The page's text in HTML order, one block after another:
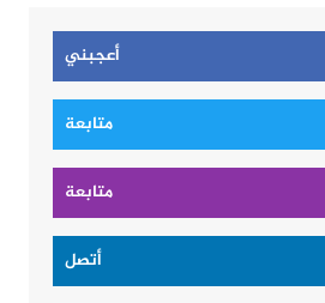
أعجبني
متابعة
متابعة
أتصل